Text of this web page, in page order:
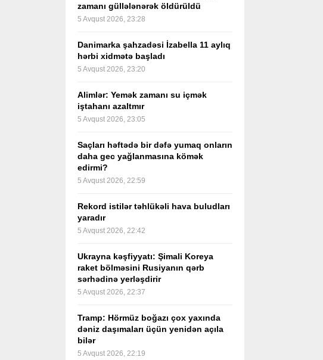
zamanı güllələnərək öldürüldü
5 Avqust 2026, 23:28
Danimarka şahzadəsi İzabella 11 aylıq
hərbi xidmətə başladı
5 Avqust 2026, 23:20
Alimlər: Yemək zamanı su içmək
iştahanı azaltmır
5 Avqust 2026, 23:05
Saçları həftədə bir dəfə yumaq onların
daha gec yağlanmasına kömək
edirmi?
5 Avqust 2026, 22:59
Rekord istilər təhlükəli hava buludları
yaradır
5 Avqust 2026, 22:42
Ukrayna kəşfiyyatı: Şimali Koreya
raket bölməsini Rusiyanın qərb
sərhədinə yerləşdirir
5 Avqust 2026, 22:37
Tramp: Hörmüz boğazı çox yaxında
dəniz daşımaları üçün yenidən açıla
bilər
5 Avqust 2026, 22:19